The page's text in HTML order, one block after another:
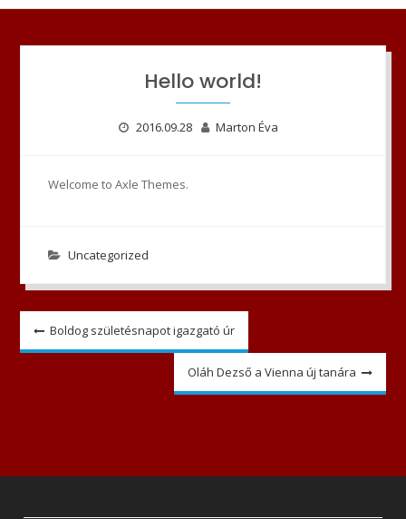
Hello world!
2016.09.28 Marton Éva
Welcome to Axle Themes.
Uncategorized
Bejegyzés
navigáció
Boldog születésnapot igazgató úr
Oláh Dezső a Vienna új tanára